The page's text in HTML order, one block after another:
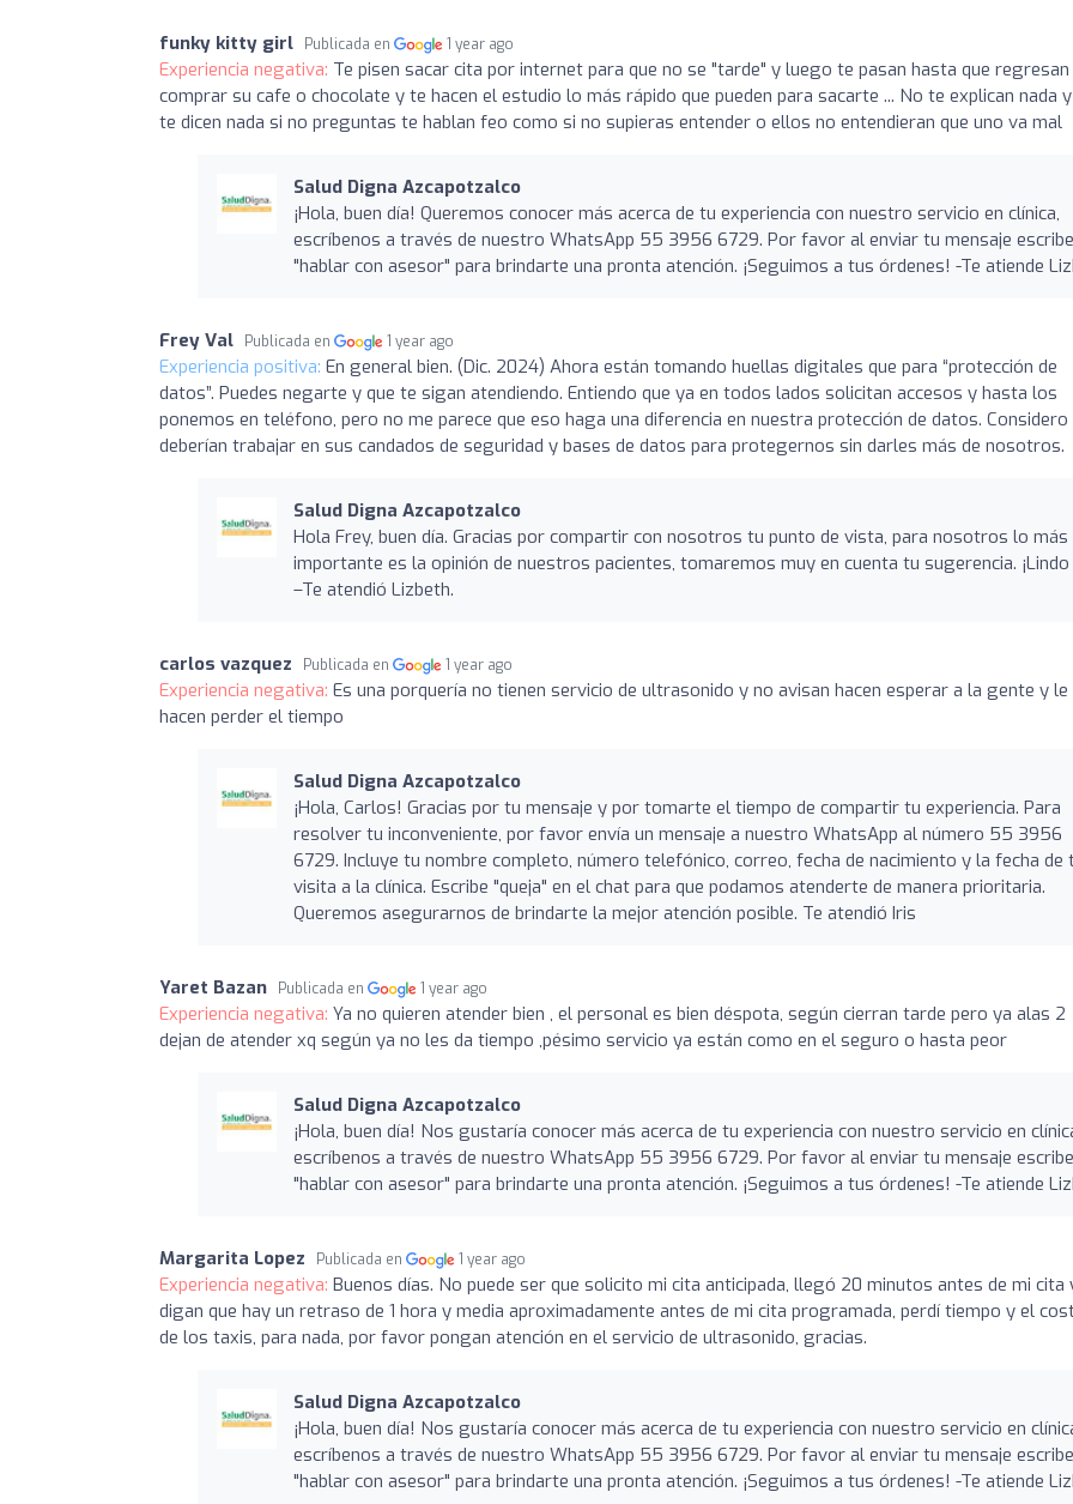
funky kitty girl Publicada en 1 year ago
Experiencia negativa: Te pisen sacar cita por internet para que no se "tarde" y luego te pasan hasta que regresan
comprar su cafe o chocolate y te hacen el estudio lo más rápido que pueden para sacarte ... No te explican nada
te dicen nada si no preguntas te hablan feo como si no supieras entender o ellos no entendieran que uno va mal
Salud Digna Azcapotzalco
¡Hola, buen día! Queremos conocer más acerca de tu experiencia con nuestro servicio en clínica,
escríbenos a través de nuestro WhatsApp 55 3956 6729. Por favor al enviar tu mensaje escribe
"hablar con asesor" para brindarte una pronta atención. ¡Seguimos a tus órdenes! -Te atiende
Frey Val Publicada en 1 year ago
Experiencia positiva: En general bien. (Dic. 2024) Ahora están tomando huellas digitales que para “protección de
datos”. Puedes negarte y que te sigan atendiendo. Entiendo que ya en todos lados solicitan accesos y hasta los
ponemos en teléfono, pero no me parece que eso haga una diferencia en nuestra protección de datos. Considero
deberían trabajar en sus candados de seguridad y bases de datos para protegernos sin darles más de nosotros.
Salud Digna Azcapotzalco
Hola Frey, buen día. Gracias por compartir con nosotros tu punto de vista, para nosotros lo más
importante es la opinión de nuestros pacientes, tomaremos muy en cuenta tu sugerencia. ¡Lindo
–Te atendió Lizbeth.
carlos vazquez Publicada en 1 year ago
Experiencia negativa: Es una porquería no tienen servicio de ultrasonido y no avisan hacen esperar a la gente y le
hacen perder el tiempo
Salud Digna Azcapotzalco
¡Hola, Carlos! Gracias por tu mensaje y por tomarte el tiempo de compartir tu experiencia. Para
resolver tu inconveniente, por favor envía un mensaje a nuestro WhatsApp al número 55 3956
6729. Incluye tu nombre completo, número telefónico, correo, fecha de nacimiento y la fecha de
visita a la clínica. Escribe "queja" en el chat para que podamos atenderte de manera prioritaria.
Queremos asegurarnos de brindarte la mejor atención posible. Te atendió Iris
Yaret Bazan Publicada en 1 year ago
Experiencia negativa: Ya no quieren atender bien , el personal es bien déspota, según cierran tarde pero ya alas 2
dejan de atender xq según ya no les da tiempo ,pésimo servicio ya están como en el seguro o hasta peor
Salud Digna Azcapotzalco
¡Hola, buen día! Nos gustaría conocer más acerca de tu experiencia con nuestro servicio en
escríbenos a través de nuestro WhatsApp 55 3956 6729. Por favor al enviar tu mensaje escribe
"hablar con asesor" para brindarte una pronta atención. ¡Seguimos a tus órdenes! -Te atiende
Margarita Lopez Publicada en 1 year ago
Experiencia negativa: Buenos días. No puede ser que solicito mi cita anticipada, llegó 20 minutos antes de mi cita
digan que hay un retraso de 1 hora y media aproximadamente antes de mi cita programada, perdí tiempo y el
de los taxis, para nada, por favor pongan atención en el servicio de ultrasonido, gracias.
Salud Digna Azcapotzalco
¡Hola, buen día! Nos gustaría conocer más acerca de tu experiencia con nuestro servicio en
escríbenos a través de nuestro WhatsApp 55 3956 6729. Por favor al enviar tu mensaje escribe
"hablar con asesor" para brindarte una pronta atención. ¡Seguimos a tus órdenes! -Te atiende